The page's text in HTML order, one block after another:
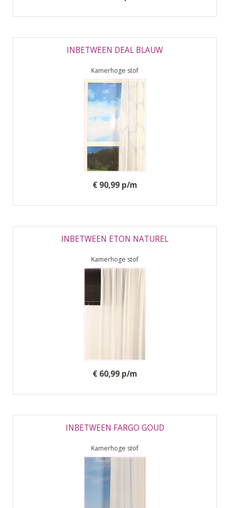
INBETWEEN DEAL BLAUW
Kamerhoge stof
€ 90,99 p/m
INBETWEEN ETON NATUREL
Kamerhoge stof
€ 60,99 p/m
INBETWEEN FARGO GOUD
Kamerhoge stof